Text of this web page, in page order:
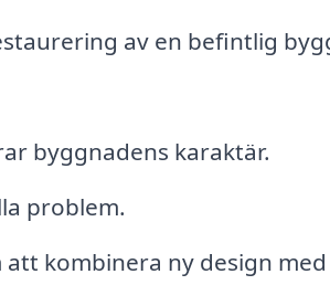
av en befintlig
byggnadens karaktär.
problem.
kombinera ny design